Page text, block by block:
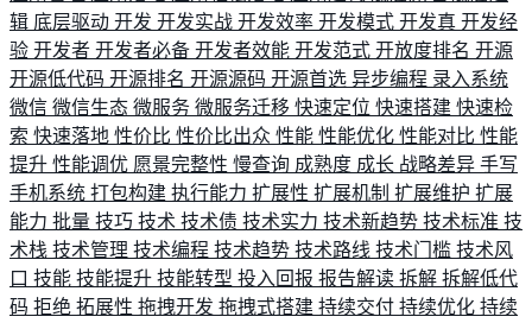
辑 底层驱动 开发 开发实战 开发效率 开发模式 开发真 开发经
验 开发者 开发者必备 开发者效能 开发范式 开放度排名 开源
开源低代码 开源排名 开源源码 开源首选 异步编程 录入系统
微信 微信生态 微服务 微服务迁移 快速定位 快速搭建 快速检
索 快速落地 性价比 性价比出众 性能 性能优化 性能对比 性能
提升 性能调优 愿景完整性 慢查询 成熟度 成长 战略差异 手写
手机系统 打包构建 执行能力 扩展性 扩展机制 扩展维护 扩展
能力 批量 技巧 技术 技术债 技术实力 技术新趋势 技术标准 技
术栈 技术管理 技术编程 技术趋势 技术路线 技术门槛 技术风
口 技能 技能提升 技能转型 投入回报 报告解读 拆解 拆解低代
码 拒绝 拓展性 拖拽开发 拖拽式搭建 持续交付 持续优化 持续